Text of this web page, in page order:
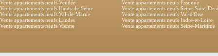
Vente appartements neufs Vendée
Vente appartements neufs Essonne
Vente appartements neufs Hauts-de-Seine
Vente appartements neufs Seine-Saint-
Vente appartements neufs Val-de-Marne
Vente appartements neufs Val-d'Oise
Vente appartements neufs Landes
Vente appartements neufs Indre-et-Loire
Vente appartements neufs Vienne
Vente appartements neufs Seine-Maritime